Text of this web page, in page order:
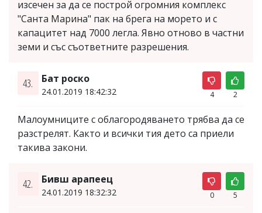
изсечен за да се построй огромния комплекс
"Санта Марина" пак на брега на морето и с
капацитет над 7000 легла. Явно отново в частни
земи и със съответните разрешения.
43. Бат роско
24.01.2019 18:42:32 4 2
Малоумниците с облагородяването трябва да се
разстрелят. Както и всички тия дето са приели
такива закони.
42. Бивш арапеец
24.01.2019 18:32:32 0 5